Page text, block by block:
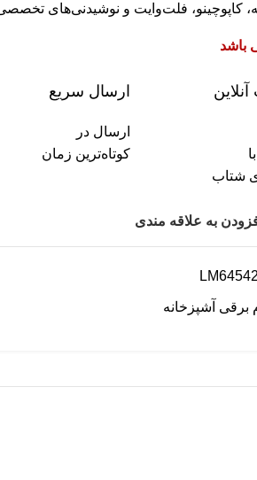
کاپوچینو، فلت‌وایت و نوشیدنی‌های
باشد
شتاب
ارسال سریع
ارسال در
کوتاه‌ترین زمان
به علاقه مندی
LM64542
برقی آشپزخانه